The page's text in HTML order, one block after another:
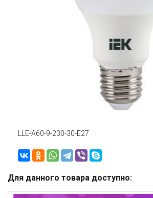
LLE-A60-9-230-30-E27
Для данного товара доступно: